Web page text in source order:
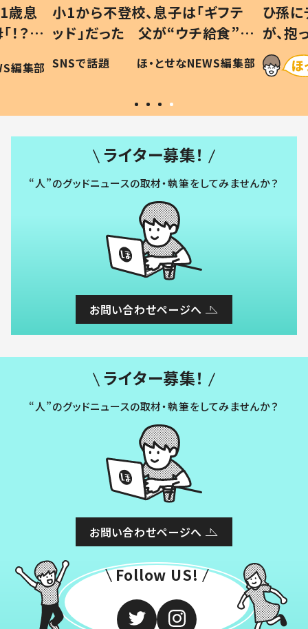
歳息
？」
編集部
小1から不登校、息子は「ギフテ
ッド」だった 父が“ウチ給食”を
作り続ける理由とは #令和の親
#令和の子
SNSで話題 ほ・とせなNEWS編集部
ひ孫
が、
「涙が
い」
ライター募集！
“人”のグッドニュースの取材・執筆をしてみませんか？
お問い合わせページへ
ライター募集！
“人”のグッドニュースの取材・執筆をしてみませんか？
お問い合わせページへ
Follow US!